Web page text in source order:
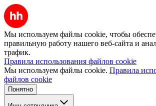
Мы используем файлы cookie, чтобы
правильную работу нашего веб-сайта и
трафик.
Правила использования файлов cookie
Мы используем файлы cookie. Правила
файлов cookie
Понятно